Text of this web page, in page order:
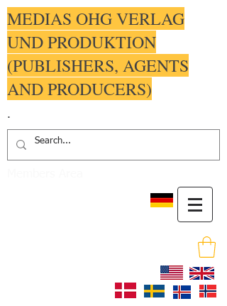
MEDIAS OHG VERLAG
UND PRODUKTION
(PUBLISHERS, AGENTS
AND PRODUCERS)
.